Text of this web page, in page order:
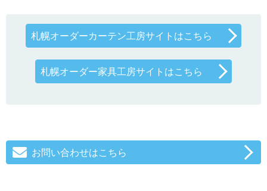
札幌オーダーカーテン工房サイトはこちら
札幌オーダー家具工房サイトはこちら
お問い合わせはこちら